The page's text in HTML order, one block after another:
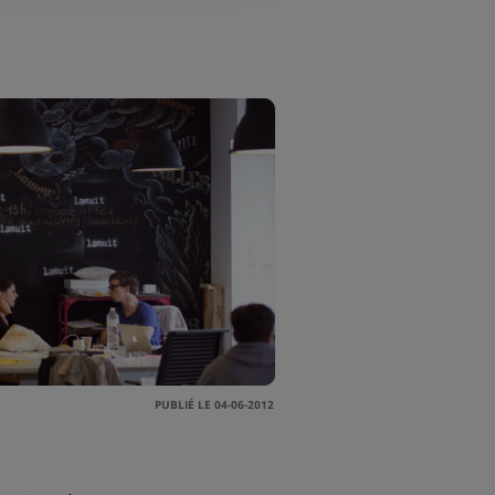
PUBLIÉ LE 04-06-2012